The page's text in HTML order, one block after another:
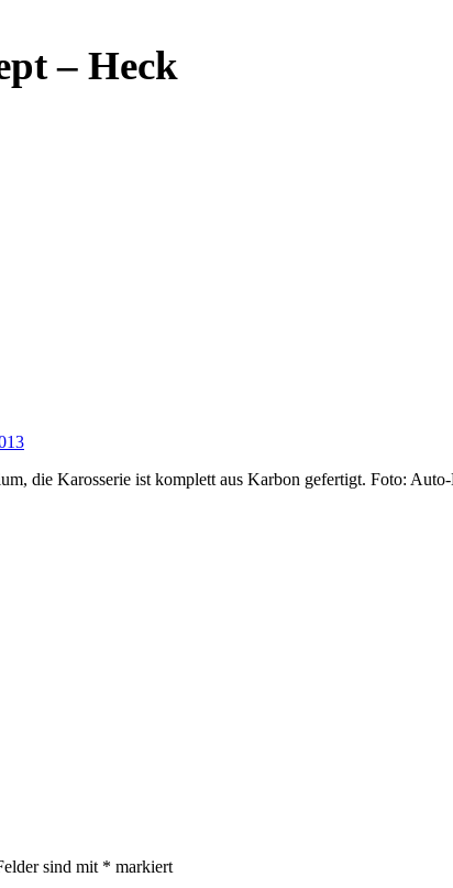
– Heck
die Karosserie ist komplett aus Karbon gefertigt. Foto:
sind mit * markiert